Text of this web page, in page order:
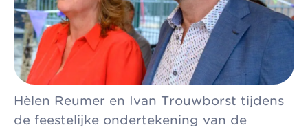
Hèlen Reumer en Ivan Trouwborst tijdens
de feestelijke ondertekening van de